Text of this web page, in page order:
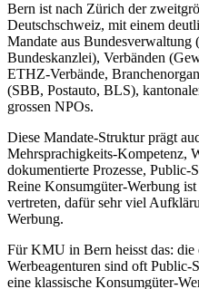
Bern ist nach Zürich der
Deutschschweiz, mit einem
Mandate aus Bundesverwaltung
Bundeskanzlei), Verbänden
ETHZ-Verbände,
(SBB, Postauto, BLS),
grossen NPOs.
Diese Mandate-Struktur prägt
Mehrsprachigkeits-Kompetenz,
dokumentierte Prozesse, Public-
Reine Konsumgüter-Werbung
vertreten, dafür sehr viel
Werbung.
Für KMU in Bern heisst das: die
Werbeagenturen sind oft
eine klassische Konsumgüter-